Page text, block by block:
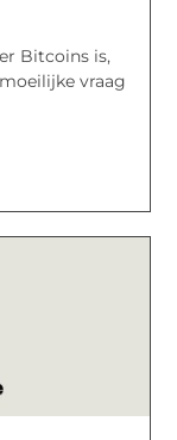
Bitcoins is,
vraag